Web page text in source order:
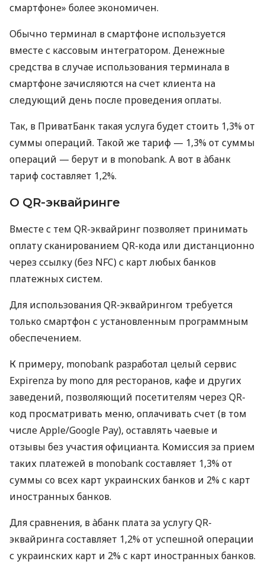
смартфоне» более экономичен.
Обычно терминал в смартфоне используется
вместе с кассовым интегратором. Денежные
средства в случае использования терминала в
смартфоне зачисляются на счет клиента на
следующий день после проведения оплаты.
Так, в ПриватБанк такая услуга будет стоить 1,3% от
суммы операций. Такой же тариф — 1,3% от суммы
операций — берут и в monobank. А вот в àбанк
тариф составляет 1,2%.
О QR-эквайринге
Вместе с тем QR-эквайринг позволяет принимать
оплату сканированием QR-кода или дистанционно
через ссылку (без NFC) с карт любых банков
платежных систем.
Для использования QR-эквайрингом требуется
только смартфон с установленным программным
обеспечением.
К примеру, monobank разработал целый сервис
Expirenza by mono для ресторанов, кафе и других
заведений, позволяющий посетителям через QR-
код просматривать меню, оплачивать счет (в том
числе Apple/Google Pay), оставлять чаевые и
отзывы без участия официанта. Комиссия за прием
таких платежей в monobank составляет 1,3% от
суммы со всех карт украинских банков и 2% с карт
иностранных банков.
Для сравнения, в àбанк плата за услугу QR-
эквайринга составляет 1,2% от успешной операции
с украинских карт и 2% с карт иностранных банков.